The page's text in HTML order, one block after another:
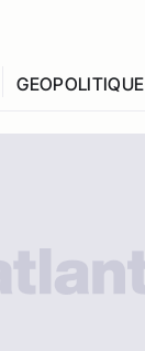
GEOPOLITIQUE